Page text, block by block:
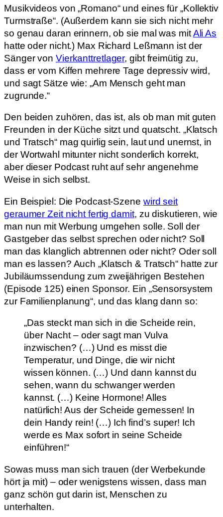
Musikvideos von „Romano“ und eines für „Kollektiv
Turmstraße“. (Außerdem kann sie sich nicht mehr
so genau daran erinnern, ob sie mal was mitAli As
hatte oder nicht.) Max Richard Leßmann ist der
Sänger von Vierkanttretlager, gibt freimütig zu,
dass er vom Kiffen mehrere Tage depressiv wird,
und sagt Sätze wie: „Am Mensch geht man
zugrunde.“
Den beiden zuhören, das ist, als ob man mit guten
Freunden in der Küche sitzt und quatscht. „Klatsch
und Tratsch“ mag quirlig sein, laut und unernst, in
der Wortwahl mitunter nicht sonderlich korrekt,
aber dieser Podcast ruht auf sehr angenehme
Weise in sich selbst.
Ein Beispiel: Die Podcast-Szene wird seit
geraumer Zeit nicht fertig damit, zu diskutieren, wie
man nun mit Werbung umgehen solle. Soll der
Gastgeber das selbst sprechen oder nicht? Soll
man das klanglich abtrennen oder nicht? Oder soll
man es lassen? Auch „Klatsch & Tratsch“ hatte zur
Jubiläumssendung zum zweijährigen Bestehen
(Episode 125) einen Sponsor. Ein „Sensorsystem
zur Familienplanung“, und das klang dann so:
„Das steckt man sich in die Scheide rein,
über Nacht – oder sagt man Vulva
inzwischen? (…) Und es misst die
Temperatur, und Dinge, die wir nicht
wissen können. (…) Und dann kannst du
sehen, wann du schwanger werden
kannst. (…) Keine Hormone! Alles
natürlich! Aus der Scheide gemessen! In
dein Handy rein! (…) Ich find’s super! Ich
werde es Max sofort in seine Scheide
einführen!“
Sowas muss man sich trauen (der Werbekunde
hört ja mit) – oder wenigstens wissen, dass man
ganz schön gut darin ist, Menschen zu
unterhalten.